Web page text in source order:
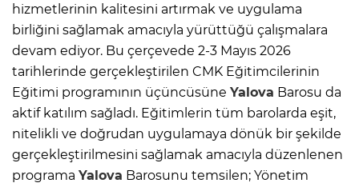
hizmetlerinin kalitesini artırmak ve uygulama
birliğini sağlamak amacıyla yürüttüğü çalışmalara
devam ediyor. Bu çerçevede 2-3 Mayıs 2026
tarihlerinde gerçekleştirilen CMK Eğitimcilerinin
Eğitimi programının üçüncüsüne Yalova Barosu da
aktif katılım sağladı. Eğitimlerin tüm barolarda eşit,
nitelikli ve doğrudan uygulamaya dönük bir şekilde
gerçekleştirilmesini sağlamak amacıyla düzenlenen
programa Yalova Barosunu temsilen; Yönetim